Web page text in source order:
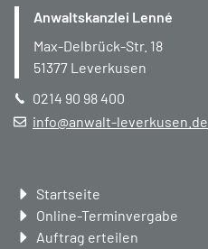
Anwaltskanzlei Lenné
Max-Delbrück-Str. 18
51377 Leverkusen
0214 90 98 400
info@anwalt-leverkusen.de
Navigation
überspringen
Startseite
Online-Terminvergabe
Auftrag erteilen